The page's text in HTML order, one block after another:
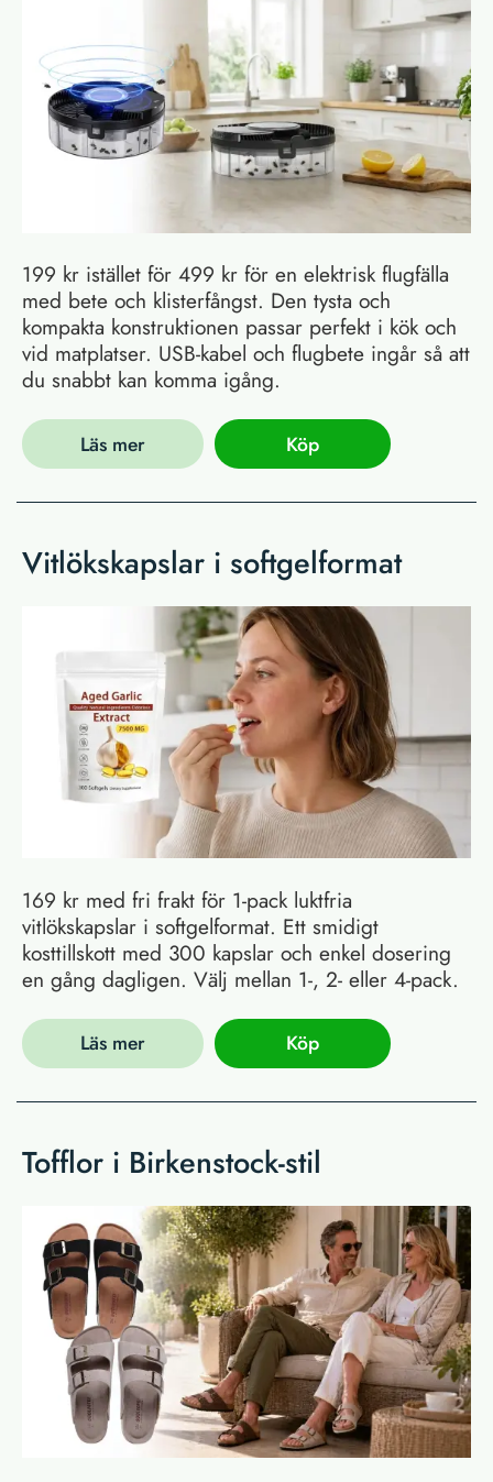
199 kr istället för 499 kr för en elektrisk flugfälla
med bete och klisterfångst. Den tysta och
kompakta konstruktionen passar perfekt i kök och
vid matplatser. USB-kabel och flugbete ingår så att
du snabbt kan komma igång.
Läs mer Köp
Vitlökskapslar i softgelformat
169 kr med fri frakt för 1-pack luktfria
vitlökskapslar i softgelformat. Ett smidigt
kosttillskott med 300 kapslar och enkel dosering
en gång dagligen. Välj mellan 1-, 2- eller 4-pack.
Läs mer Köp
Tofflor i Birkenstock-stil